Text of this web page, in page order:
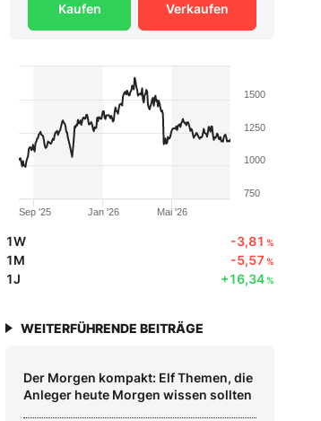
Kaufen Verkaufen
Jan '26
Sep '25 Mai '26
750
1000
1250
1500
1W -3,81 %
1M -5,57 %
1J +16,34%
WEITERFÜHRENDE BEITRÄGE
Der Morgen kompakt: Elf Themen, die
Anleger heute Morgen wissen sollten